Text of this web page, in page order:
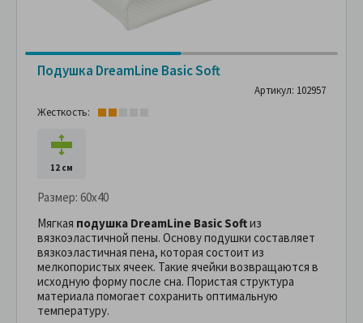
Подушка DreamLine Basic Soft
Артикул: 102957
Жесткость:
12 см
Размер: 60x40
Мягкая подушка DreamLine Basic Softиз
вязкоэластичной пены. Основу подушки составляет
вязкоэластичная пена, которая состоит из
мелкопористых ячеек. Такие ячейки возвращаются в
исходную форму после сна. Пористая структура
материала помогает сохранить оптимальную
температуру.